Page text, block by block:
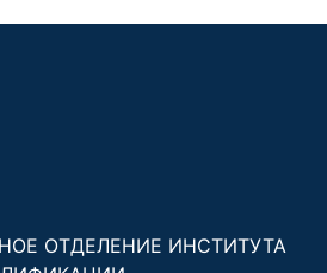
ОТДЕЛЕНИЕ ИНСТИТУТА